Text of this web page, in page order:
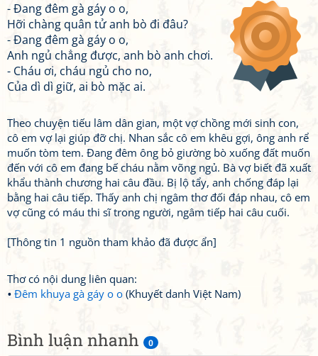
Bình luận nhanh 0
- Đang đêm gà gáy o o,
Hỡi chàng quân tử anh bò đi đâu?
- Đang đêm gà gáy o o,
Anh ngủ chẳng được, anh bò anh chơi.
- Cháu ơi, cháu ngủ cho no,
Của dì dì giữ, ai bò mặc ai.
Theo chuyện tiếu lâm dân gian, một vợ chồng mới sinh con,
cô em vợ lại giúp đỡ chị. Nhan sắc cô em khêu gợi, ông anh rể
muốn tòm tem. Đang đêm ông bỏ giường bò xuống đất muốn
đến với cô em đang bế cháu nằm võng ngủ. Bà vợ biết đã xuất
khẩu thành chương hai câu đầu. Bị lộ tẩy, anh chống đáp lại
bằng hai câu tiếp. Thấy anh chị ngâm thơ đối đáp nhau, cô em
vợ cũng có máu thi sĩ trong người, ngâm tiếp hai câu cuối.
[Thông tin 1 nguồn tham khảo đã được ẩn]
Thơ có nội dung liên quan:
Đêm khuya gà gáy o o (Khuyết danh Việt Nam)